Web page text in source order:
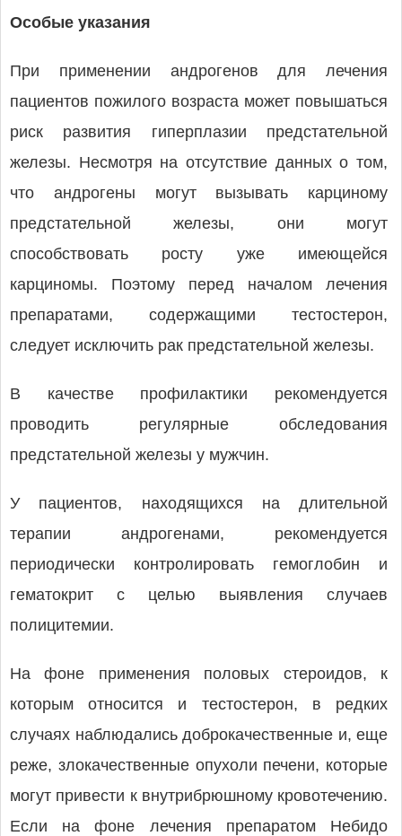
Особые указания
При применении андрогенов для лечения
пациентов пожилого возраста может повышаться
риск развития гиперплазии предстательной
железы. Несмотря на отсутствие данных о том,
что андрогены могут вызывать карциному
предстательной железы, они могут
способствовать росту уже имеющейся
карциномы. Поэтому перед началом лечения
препаратами, содержащими тестостерон,
следует исключить рак предстательной железы.
В качестве профилактики рекомендуется
проводить регулярные обследования
предстательной железы у мужчин.
У пациентов, находящихся на длительной
терапии андрогенами, рекомендуется
периодически контролировать гемоглобин и
гематокрит с целью выявления случаев
полицитемии.
На фоне применения половых стероидов, к
которым относится и тестостерон, в редких
случаях наблюдались доброкачественные и, еще
реже, злокачественные опухоли печени, которые
могут привести к внутрибрюшному кровотечению.
Если на фоне лечения препаратом Небидо